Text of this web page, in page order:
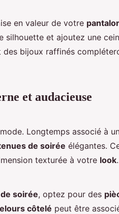
en valeur de votre
silhouette et ajoutez une
bijoux raffinés
et audacieuse
Longtemps associé à
de soirée élégantes.
texturée à votre look.
soirée, optez pour des
côtelé peut être